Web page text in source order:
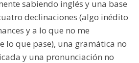
sabiendo inglés y una base
declinaciones (algo inédito
y a lo que no me
lo que pase), una gramática no
y una pronunciación no